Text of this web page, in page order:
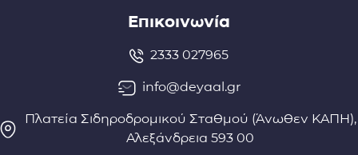
Επικοινωνία
2333 027965
info@deyaal.gr
Πλατεία Σιδηροδρομικού Σταθμού (Άνωθεν ΚΑΠΗ),
Αλεξάνδρεια 593 00